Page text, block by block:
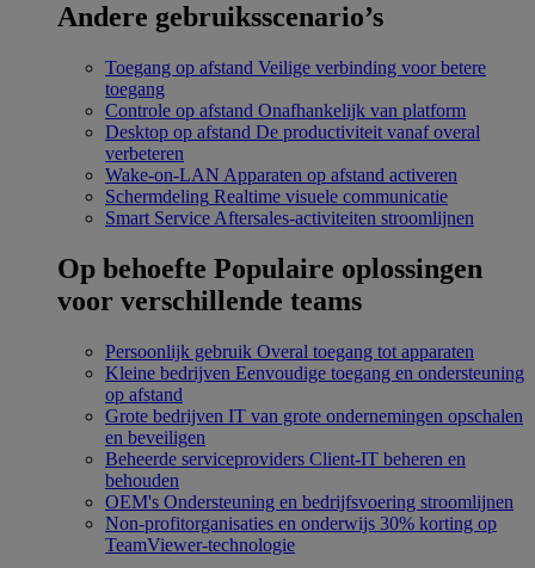
Andere gebruiksscenario’s
Toegang op afstand Veilige verbinding voor betere
toegang
Controle op afstand Onafhankelijk van platform
Desktop op afstand De productiviteit vanaf overal
verbeteren
Wake-on-LAN Apparaten op afstand activeren
Schermdeling Realtime visuele communicatie
Smart Service Aftersales-activiteiten stroomlijnen
Op behoefte Populaire oplossingen
voor verschillende teams
Persoonlijk gebruik Overal toegang tot apparaten
Kleine bedrijven Eenvoudige toegang en ondersteuning
op afstand
Grote bedrijven IT van grote ondernemingen opschalen
en beveiligen
Beheerde serviceproviders Client-IT beheren en
behouden
OEM's Ondersteuning en bedrijfsvoering stroomlijnen
Non-profitorganisaties en onderwijs 30% korting op
TeamViewer-technologie